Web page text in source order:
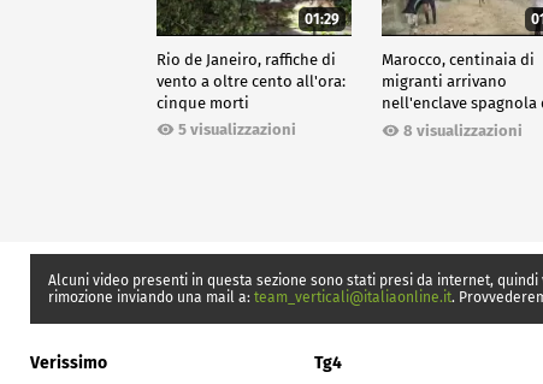
01:29
Rio de Janeiro, raffiche di
vento a oltre cento all'ora:
cinque morti
5 visualizzazioni
Marocco, centinaia di
migranti arrivano
nell'enclave spagnola
Ceuta8 visualizzazioni
Alcuni video presenti in questa sezione sono stati presi da internet,
rimozione inviando una mail a: team_verticali@italiaonline.it.
Verissimo Tg4